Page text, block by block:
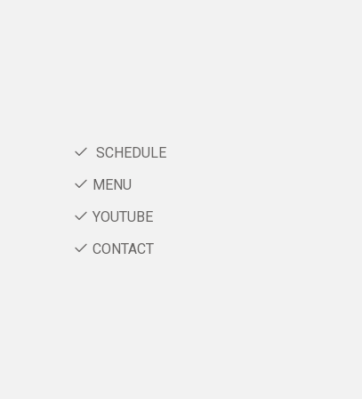
SCHEDULE
MENU
YOUTUBE
CONTACT